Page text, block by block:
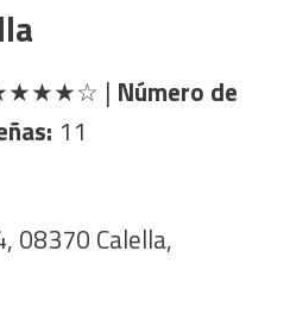
| Número de
11
08370 Calella,